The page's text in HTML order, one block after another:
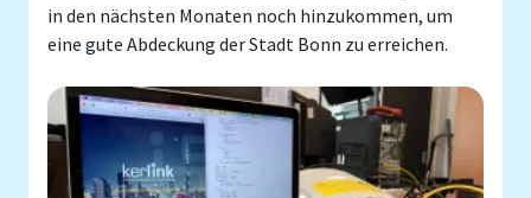
in den nächsten Monaten noch hinzukommen, um
eine gute Abdeckung der Stadt Bonn zu erreichen.